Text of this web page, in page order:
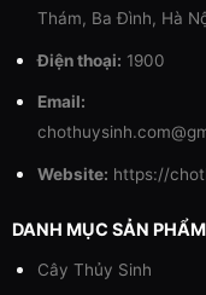
Thám, Ba Đình, Hà
Điện thoại: 1900
Email:
Website: https://
DANH MỤC SẢN PHẨM
Cây Thủy Sinh